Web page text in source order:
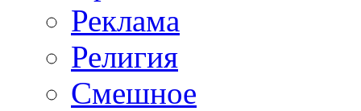
Реклама
Религия
Смешное